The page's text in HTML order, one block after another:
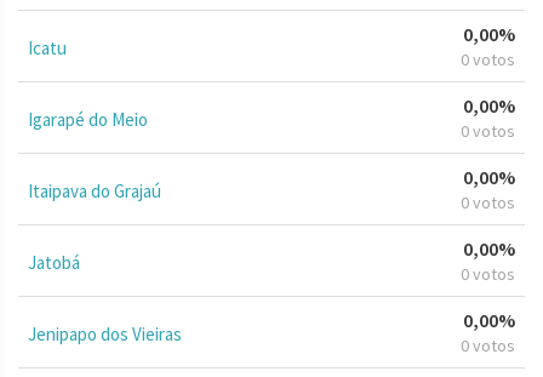
Icatu
0,00%
0 votos
Igarapé do Meio
0,00%
0 votos
Itaipava do Grajaú
0,00%
0 votos
Jatobá
0,00%
0 votos
Jenipapo dos Vieiras
0,00%
0 votos